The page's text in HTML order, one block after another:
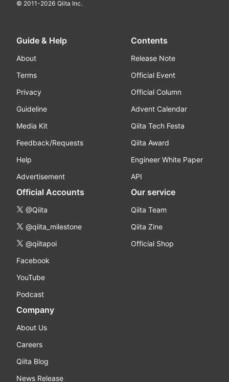
© 2011-2026 Qiita Inc.
Guide & Help
About
Terms
Privacy
Guideline
Media Kit
Feedback/Requests
Help
Advertisement
Contents
Release Note
Official Event
Official Column
Advent Calendar
Qiita Tech Festa
Qiita Award
Engineer White Paper
API
Official Accounts
@Qiita
@qiita_milestone
@qiitapoi
Facebook
YouTube
Podcast
Our service
Qiita Team
Qiita Zine
Official Shop
Company
About Us
Careers
Qiita Blog
News Release